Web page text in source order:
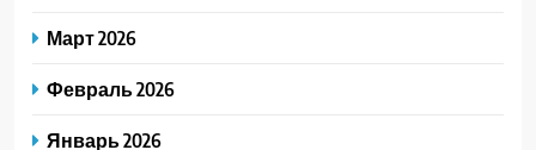
Март 2026
Февраль 2026
Январь 2026